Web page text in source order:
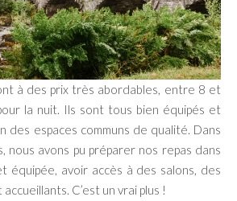
à des prix très abordables, entre 8 et
la nuit. Ils sont tous bien équipés et
des espaces communs de qualité. Dans
nous avons pu préparer nos repas dans
équipée, avoir accès à des salons, des
C’est un vrai plus !